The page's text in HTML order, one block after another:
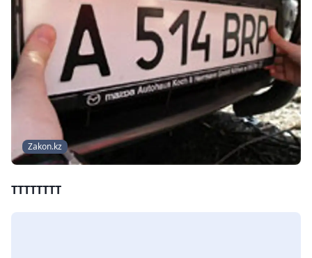
Zakon.kz
TTTTTTTT